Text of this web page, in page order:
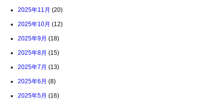
2025年11月 (20)
2025年10月 (12)
2025年9月 (18)
2025年8月 (15)
2025年7月 (13)
2025年6月 (8)
2025年5月 (16)